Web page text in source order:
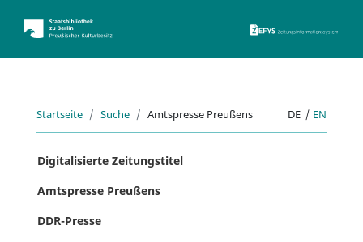
Startseite Suche Amtspresse Preußens DE | EN
Digitalisierte Zeitungstitel
Amtspresse Preußens
DDR-Presse